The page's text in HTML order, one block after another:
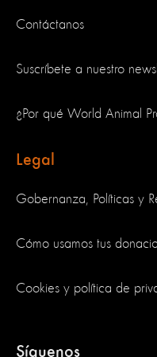
Contáctanos
Suscríbete a nuestro
¿Por qué World Animal
Legal
Gobernanza, Políticas y
Cómo usamos tus
Cookies y política de
Síguenos